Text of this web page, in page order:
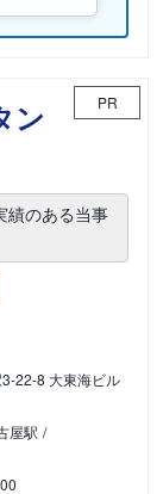
ン
PR
績のある当事
22-8 大東海ビル
屋駅